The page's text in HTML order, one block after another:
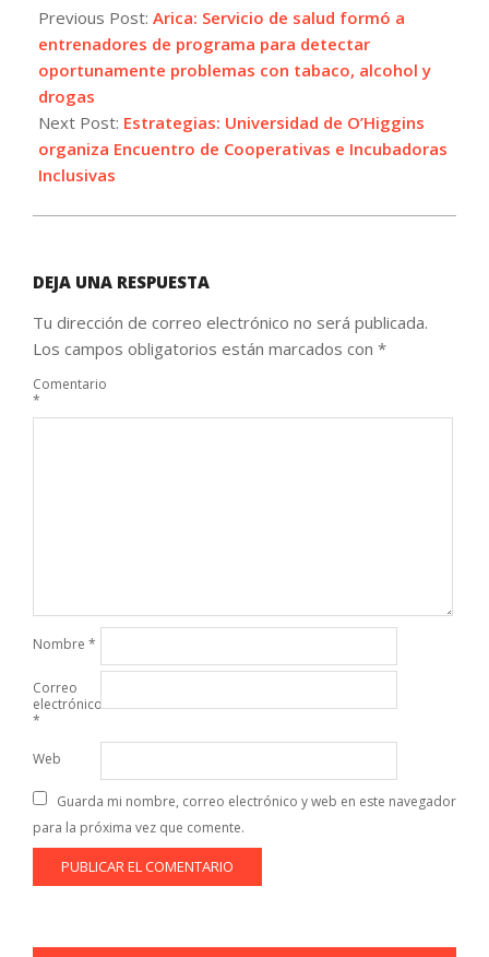
10-
26
Previous Post: Arica: Servicio de salud formó a
entrenadores de programa para detectar
oportunamente problemas con tabaco, alcohol y
drogas
Next Post: Estrategias: Universidad de O’Higgins
organiza Encuentro de Cooperativas e Incubadoras
Inclusivas
DEJA UNA RESPUESTA
Tu dirección de correo electrónico no será publicada.
Los campos obligatorios están marcados con *
Comentario
*
Nombre *
Correo
electrónico
*
Web
Guarda mi nombre, correo electrónico y web en este navegador
para la próxima vez que comente.